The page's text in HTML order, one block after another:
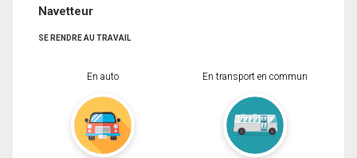
Navetteur
SE RENDRE AU TRAVAIL
En auto En transport en commun